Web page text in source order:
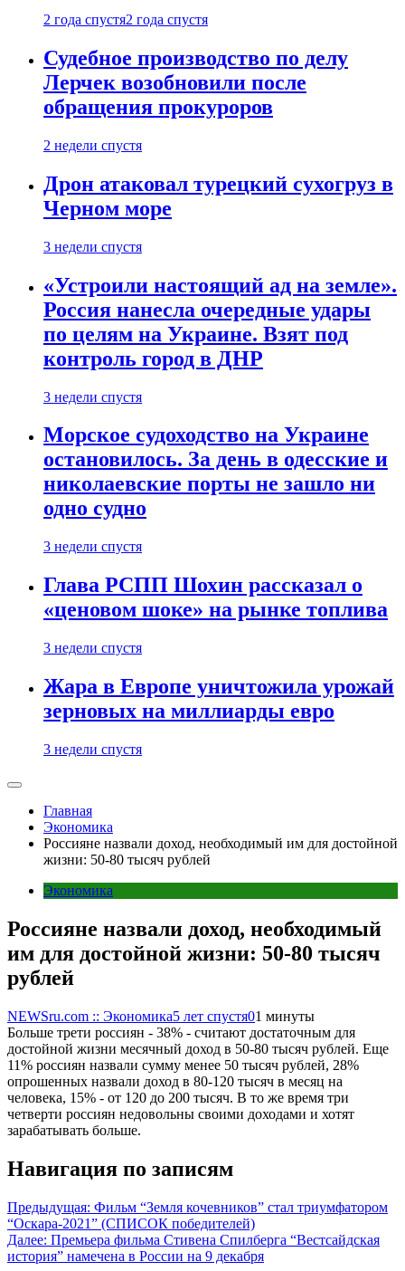
2 года спустя2 года спустя
Судебное производство по делу
Лерчек возобновили после
обращения прокуроров
2 недели спустя
Дрон атаковал турецкий сухогруз в
Черном море
3 недели спустя
«Устроили настоящий ад на земле».
Россия нанесла очередные удары
по целям на Украине. Взят под
контроль город в ДНР
3 недели спустя
Морское судоходство на Украине
остановилось. За день в одесские и
николаевские порты не зашло ни
одно судно
3 недели спустя
Глава РСПП Шохин рассказал о
«ценовом шоке» на рынке топлива
3 недели спустя
Жара в Европе уничтожила урожай
зерновых на миллиарды евро
3 недели спустя
Главная
Экономика
Россияне назвали доход, необходимый им для достойной
жизни: 50-80 тысяч рублей
Экономика
Россияне назвали доход, необходимый
им для достойной жизни: 50-80 тысяч
рублей
NEWSru.com :: Экономика5 лет спустя01 минуты
Больше трети россиян - 38% - считают достаточным для
достойной жизни месячный доход в 50-80 тысяч рублей. Еще
11% россиян назвали сумму менее 50 тысяч рублей, 28%
опрошенных назвали доход в 80-120 тысяч в месяц на
человека, 15% - от 120 до 200 тысяч. В то же время три
четверти россиян недовольны своими доходами и хотят
зарабатывать больше.
Навигация по записям
Предыдущая: Фильм “Земля кочевников” стал триумфатором
“Оскара-2021” (СПИСОК победителей)
Далее: Премьера фильма Стивена Спилберга “‎Вестсайдская
история” намечена в России на 9 декабря